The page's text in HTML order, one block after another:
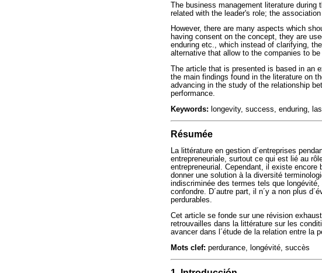
The business management literature
related with the leader's role; the
However, there are many aspects which
having consent on the concept, they are
enduring etc., which instead of clarifying,
alternative that allow to the companies to
The article that is presented is based in
the main findings found in the literature on
advancing in the study of the relationship
performance.
Keywords: longevity, success, enduring,
Résumée
La littérature en gestion d´entreprises
entrepreneuriale, surtout ce qui est lié au
entrepreneurial. Cependant, il existe encore
donner une solution à la diversité
indiscriminée des termes tels que
confondre. D´autre part, il n´y a non plus
perdurables.
Cet article se fonde sur une révision
retrouvailles dans la littérature sur les
avancer dans l´étude de la relation entre la
Mots clef: perdurance, longévité, succès